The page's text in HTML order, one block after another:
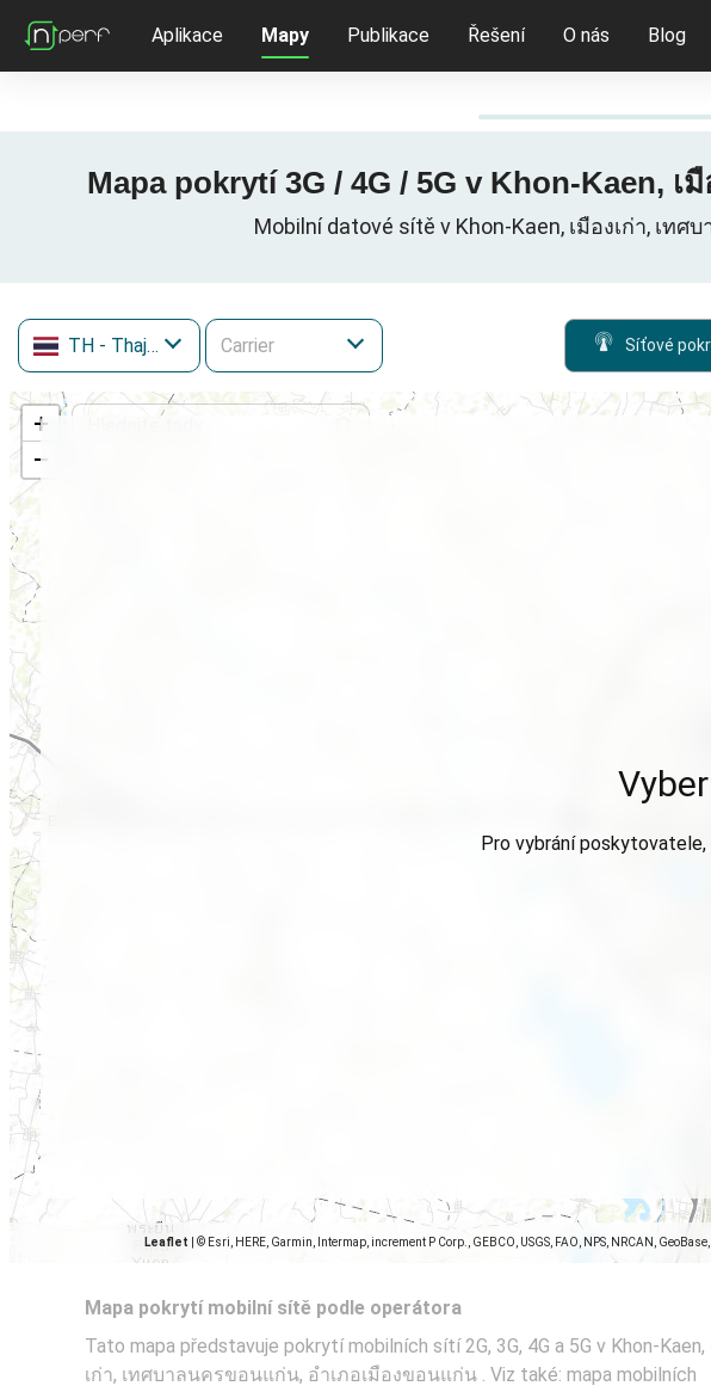
Aplikace Mapy Publikace Řešení O nás Blog
Mapa pokrytí 3G / 4G / 5G v Khon-Kaen,
Mobilní datové sítě v Khon-Kaen, เมืองเก่า, เท
TH - Thajsko Síťové
+
−
Leaflet © Esri, HERE, Garmin, Intermap, increment P Corp., GEBCO, USGS, FAO, NPS, NRCAN,
Pro vybrání poskytovatele,
Mapa pokrytí mobilní sítě podle operátora
Tato mapa představuje pokrytí mobilních sítí 2G, 3G, 4G a 5G v Khon-Kaen,
เก่า, เทศบาลนครขอนแก่น, อำเภอเมืองขอนแก่น . Viz také: mapa mobilních